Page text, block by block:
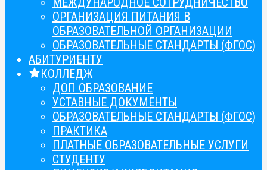
ОРГАНИЗАЦИЯ ПИТАНИЯ В
ОБРАЗОВАТЕЛЬНОЙ ОРГАНИЗАЦИИ
ОБРАЗОВАТЕЛЬНЫЕ СТАНДАРТЫ (ФГОС)
АБИТУРИЕНТУ
КОЛЛЕДЖ
ДОП ОБРАЗОВАНИЕ
УСТАВНЫЕ ДОКУМЕНТЫ
ОБРАЗОВАТЕЛЬНЫЕ СТАНДАРТЫ (ФГОС)
ПРАКТИКА
ПЛАТНЫЕ ОБРАЗОВАТЕЛЬНЫЕ УСЛУГИ
СТУДЕНТУ